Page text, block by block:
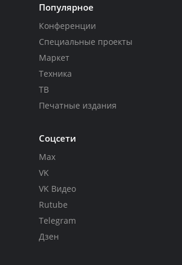
Популярное
Конференции
Специальные проекты
Маркет
Техника
ТВ
Печатные издания
Соцсети
Max
VK
VK Видео
Rutube
Telegram
Дзен